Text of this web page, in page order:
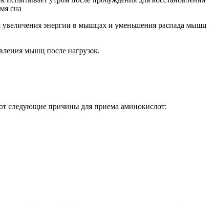
сна
увеличения энергии в мышцах и уменьшения распада мышц
мышц после нагрузок.
следующие причины для приема аминокислот: